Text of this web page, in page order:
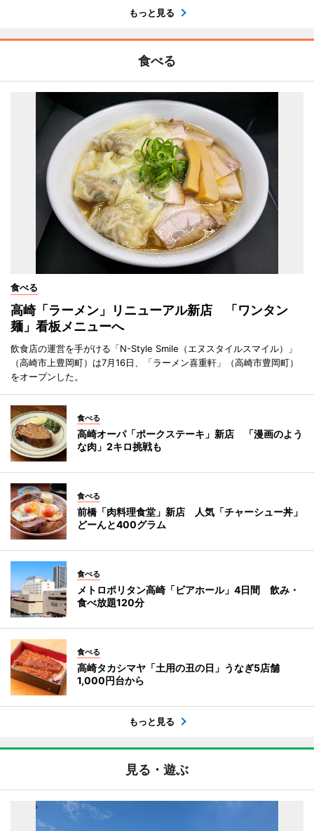
もっと見る
食べる
食べる
高崎「ラーメン」リニューアル新店 「ワンタン
麺」看板メニューへ
飲食店の運営を手がける「N-Style Smile（エヌスタイルスマイル）」
（高崎市上豊岡町）は7月16日、「ラーメン喜重軒」（高崎市豊岡町）
をオープンした。
食べる
高崎オーパ「ポークステーキ」新店 「漫画のよう
な肉」2キロ挑戦も
食べる
前橋「肉料理食堂」新店 人気「チャーシュー丼」
どーんと400グラム
食べる
メトロポリタン高崎「ビアホール」4日間 飲み・
食べ放題120分
食べる
高崎タカシマヤ「土用の丑の日」うなぎ5店舗
1,000円台から
もっと見る
見る・遊ぶ